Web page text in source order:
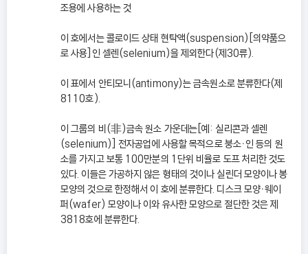
조용에 사용하는 것
이 호에서는 콜로이드 상태 현탁액(suspension)[의약품으
로 사용]인 셀렌(selenium)을 제외한다(제30류).
이 표에서 안티모니(antimony)는 금속원소로 분류한다(제
8110호).
이 그룹의 비(非)금속 원소 가운데는[예: 실리콘과 셀렌
(selenium)] 전자공업에 사용할 목적으로 붕소ㆍ인 등의 원
소를 가지고 보통 100만분의 1단위 비율로 도프 처리한 것도
있다. 이들은 가공하지 않은 형태의 것이나 실린더 모양이나 봉
모양의 것으로 한정해서 이 호에 분류한다. 디스크 모양ㆍ웨이
퍼(wafer) 모양이나 이와 유사한 모양으로 절단한 것은 제
3818호에 분류한다.